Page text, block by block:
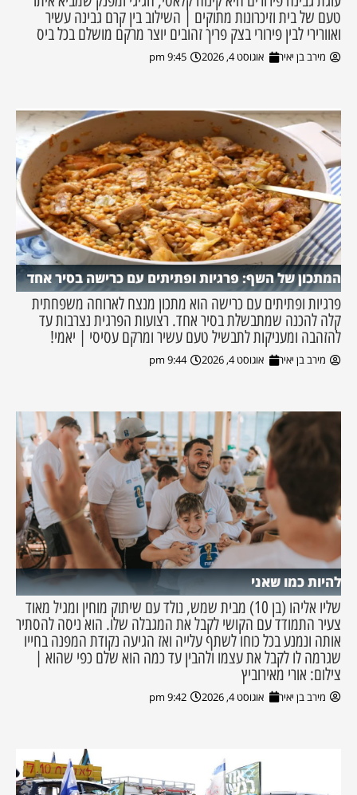
טעם של בית וזיכרונות מתוקים | השילוב בין קרם גבינה עשיר
ואוורירי לבין פירורי בצק פריך זהובים יוצר מרקם מושלם בכל ביס
מירב בן יאיר אוגוסט 4, 2026 9:45 pm
המתכון של השף: פרגיות ופתיתים עם כרישה בסיר אחד
פרגיות ופתיתים עם כרישה הוא מתכון מנצח לארוחה משפחתית
קלה להכנה שמתבשלת בסיר אחד. רצועות הפרגית נצרבות עד
להזהבה ומעניקות לתבשיל טעם עשיר ומרקם עסיסי | יאמי!
מירב בן יאיר אוגוסט 4, 2026 9:44 pm
להיות כמו שאני
שליו אליהו (בן 10) מבית שמש, נולד עם שיתוק מוחין ומגיל מאוד
צעיר התמודד עם הקושי לקבל את המגבלה שלו. הוא ניסה להסתיר
אותה ונמנע בכל כוחו לשתף עלייה ואז הגיעה נקודת המפנה בחייו
שגרמה לו לקבל את עצמו ולהבין עד כמה הוא שלם כפי שהוא |
צילום: אורי מאירוביץ
מירב בן יאיר אוגוסט 4, 2026 9:42 pm